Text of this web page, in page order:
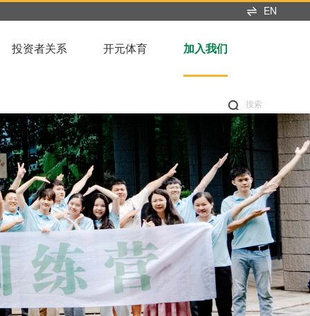
EN
投资者关系 开元体育 加入我们
搜索